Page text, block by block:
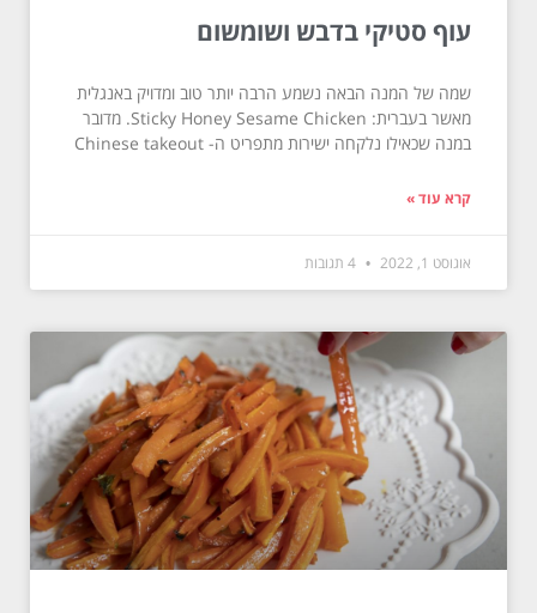
עוף סטיקי בדבש ושומשום
שמה של המנה הבאה נשמע הרבה יותר טוב ומדויק באנגלית
מאשר בעברית: Sticky Honey Sesame Chicken. מדובר
במנה שכאילו נלקחה ישירות מתפריט ה- Chinese takeout
קרא עוד »
אוגוסט 1, 2022